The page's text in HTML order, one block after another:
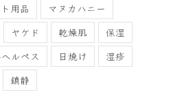
用品
マヌカハニー
ヤケド 乾燥肌
保湿
ルペス 日焼け
湿疹
鎮静